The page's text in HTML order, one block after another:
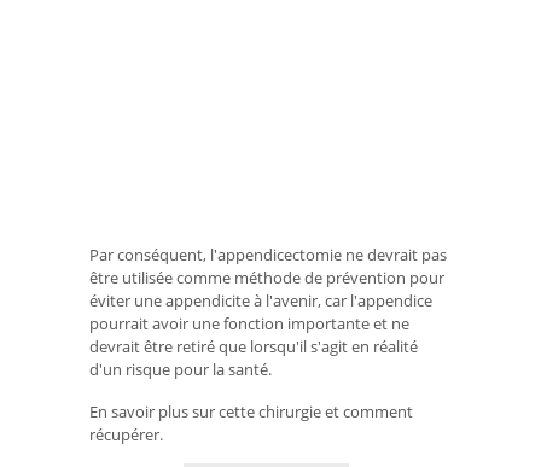
Par conséquent, l'appendicectomie ne devrait pas
être utilisée comme méthode de prévention pour
éviter une appendicite à l'avenir, car l'appendice
pourrait avoir une fonction importante et ne
devrait être retiré que lorsqu'il s'agit en réalité
d'un risque pour la santé.
En savoir plus sur cette chirurgie et comment
récupérer.